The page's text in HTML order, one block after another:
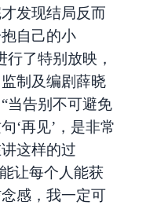
发现结局反而
自己的小
了特别放映，
制及编剧薛晓
当告别不可避免
‘再见’，是非常
这样的过
让每个人能获
感，我一定可